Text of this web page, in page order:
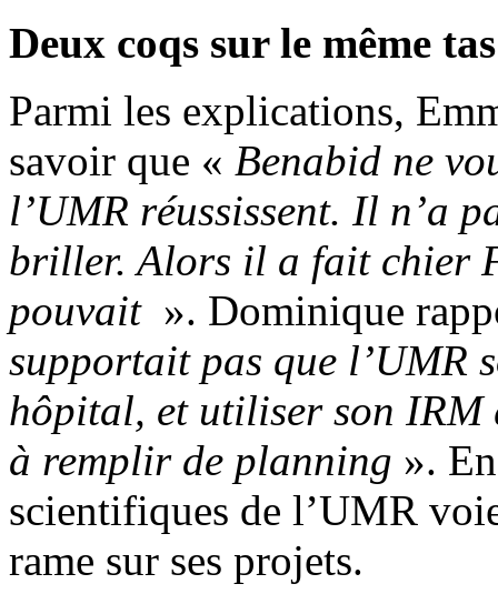
Deux coqs sur le même
Parmi les explications,
savoir que « Benabid ne
l’UMR réussissent. Il n’a
briller. Alors il a fait chier
pouvait ». Dominique
supportait pas que l’UMR
hôpital, et utiliser son
à remplir de planning ».
scientifiques de l’UMR
rame sur ses projets.